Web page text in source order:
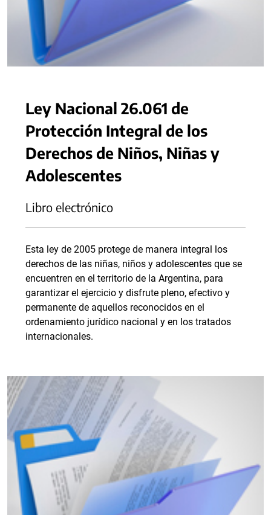
Ley Nacional 26.061 de
Protección Integral de los
Derechos de Niños, Niñas y
Adolescentes
Libro electrónico
Esta ley de 2005 protege de manera integral los
derechos de las niñas, niños y adolescentes que se
encuentren en el territorio de la Argentina, para
garantizar el ejercicio y disfrute pleno, efectivo y
permanente de aquellos reconocidos en el
ordenamiento jurídico nacional y en los tratados
internacionales.